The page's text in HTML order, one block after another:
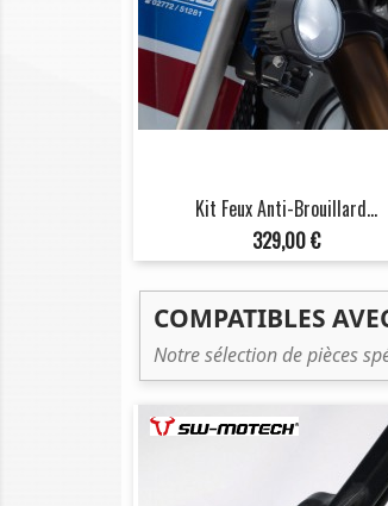
Kit Feux Anti-Brouillard...
Prix
329,00 €
COMPATIBLES
Notre sélection de pièces